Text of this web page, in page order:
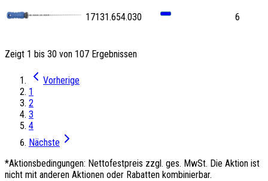
17131.654.030 6
Zeigt 1 bis 30 von 107 Ergebnissen
Vorherige
1
2
3
4
Nächste
*Aktionsbedingungen: Nettofestpreis zzgl. ges. MwSt. Die Aktion ist
nicht mit anderen Aktionen oder Rabatten kombinierbar.